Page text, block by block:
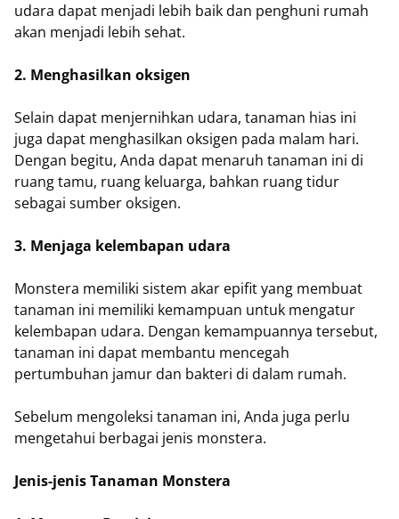
udara dapat menjadi lebih baik dan penghuni rumah
akan menjadi lebih sehat.
2. Menghasilkan oksigen
Selain dapat menjernihkan udara, tanaman hias ini
juga dapat menghasilkan oksigen pada malam hari.
Dengan begitu, Anda dapat menaruh tanaman ini di
ruang tamu, ruang keluarga, bahkan ruang tidur
sebagai sumber oksigen.
3. Menjaga kelembapan udara
Monstera memiliki sistem akar epifit yang membuat
tanaman ini memiliki kemampuan untuk mengatur
kelembapan udara. Dengan kemampuannya tersebut,
tanaman ini dapat membantu mencegah
pertumbuhan jamur dan bakteri di dalam rumah.
Sebelum mengoleksi tanaman ini, Anda juga perlu
mengetahui berbagai jenis monstera.
Jenis-jenis Tanaman Monstera